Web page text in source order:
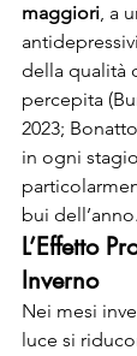
maggiori, a
della qualità
percepita
2023;
in ogni
bui dell’anno.
L’Effetto
Inverno
Nei mesi
luce si